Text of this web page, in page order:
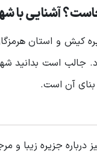
با شهر 2500
جالب است بدانید
آن است.
درباره جزیره زیبا و